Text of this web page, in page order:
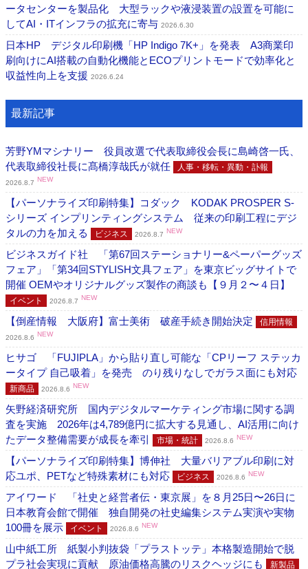
ータセンターを製品化 大型ラックや液浸装置の設置を可能に
してAI・ITインフラの拡充に寄与 2026.6.30
日本HP デジタル印刷機「HP Indigo 7K+」を発表 A3商業印
刷向けにAI搭載の自動化機能とECOプリントモードで効率化と
収益性向上を支援 2026.6.24
最新記事
芳野YMマシナリー 役員改選で代表取締役会長に島崎啓一氏、
代表取締役社長に髙橋淳哉氏が就任
人事・移転・異動・訃報
2026.8.7 NEW
【パーソナライズ印刷特集】コダック KODAK PROSPER S-
シリーズ インプリンティングシステム 従来の印刷工程にデジ
タルの力を加える
ビジネス 2026.8.7 NEW
ビジネスガイド社 「第67回ステーショナリー&ペーパーグッズ
フェア」「第34回STYLISH文具フェア」を東京ビッグサイトで
開催 OEMやオリジナルグッズ製作の商談も【９月２〜４日】
イベント 2026.8.7 NEW
【倒産情報 大阪府】富士美術 破産手続き開始決定 信用情報
2026.8.6 NEW
ヒサゴ 「FUJIPLA」から貼り直し可能な「CPリーフ ステッカ
ータイプ 自己吸着」を発売 のり残りなしでガラス面にも対応
新商品 2026.8.6 NEW
矢野経済研究所 国内デジタルマーケティング市場に関する調
査を実施 2026年は4,789億円に拡大する見通し、AI活用に向け
たデータ整備需要が成長を牽引
市場・統計 2026.8.6 NEW
【パーソナライズ印刷特集】博伸社 大量バリアブル印刷に対
応ユポ、PETなど特殊素材にも対応
ビジネス 2026.8.6 NEW
アイワード 「社史と経営者伝・東京展」を８月25日〜26日に
日本教育会館で開催 独自開発の社史編集システム実演や実物
100冊を展示
イベント 2026.8.6 NEW
山中紙工所 紙製小判抜袋「プラストッテ」本格製造開始で脱
プラ社会実現に貢献 原油価格高騰のリスクヘッジにも
新製品